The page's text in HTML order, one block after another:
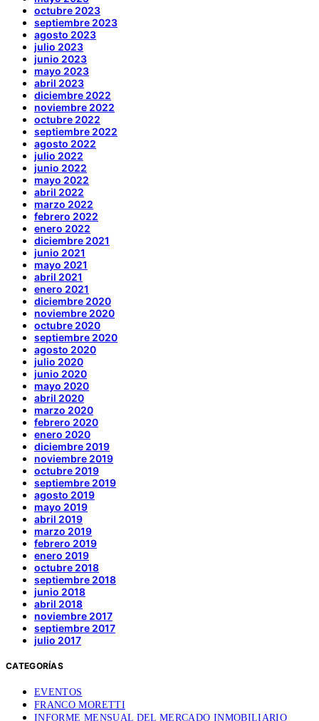
octubre 2023
septiembre 2023
agosto 2023
julio 2023
junio 2023
mayo 2023
abril 2023
diciembre 2022
noviembre 2022
octubre 2022
septiembre 2022
agosto 2022
julio 2022
junio 2022
mayo 2022
abril 2022
marzo 2022
febrero 2022
enero 2022
diciembre 2021
junio 2021
mayo 2021
abril 2021
enero 2021
diciembre 2020
noviembre 2020
octubre 2020
septiembre 2020
agosto 2020
julio 2020
junio 2020
mayo 2020
abril 2020
marzo 2020
febrero 2020
enero 2020
diciembre 2019
noviembre 2019
octubre 2019
septiembre 2019
agosto 2019
mayo 2019
abril 2019
marzo 2019
febrero 2019
enero 2019
octubre 2018
septiembre 2018
junio 2018
abril 2018
noviembre 2017
septiembre 2017
julio 2017
CATEGORÍAS
EVENTOS
FRANCO MORETTI
INFORME MENSUAL DEL MERCADO INMOBILIARIO